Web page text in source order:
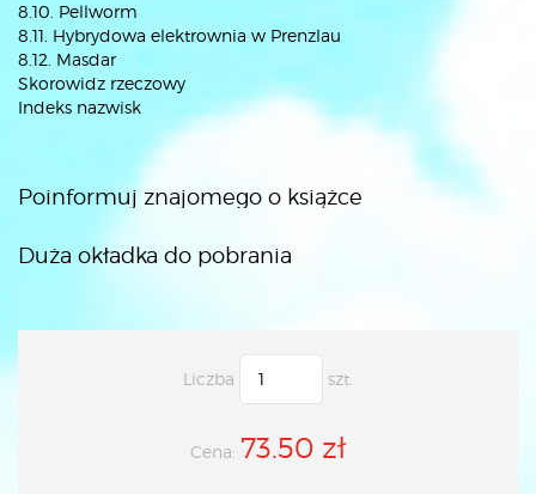
8.10. Pellworm
8.11. Hybrydowa elektrownia w Prenzlau
8.12. Masdar
Skorowidz rzeczowy
Indeks nazwisk
Poinformuj znajomego o książce
Duża okładka do pobrania
Liczba szt.
Cena: 73.50 zł